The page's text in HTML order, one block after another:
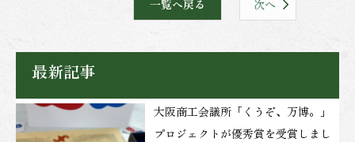
次へ
一覧へ戻る
最新記事
大阪商工会議所「くうぞ、万博。」
プロジェクトが優秀賞を受賞しまし